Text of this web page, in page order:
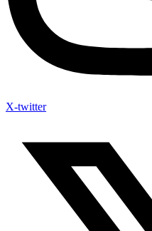
X-twitter